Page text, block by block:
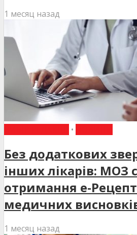
1 месяц назад
•
Без додаткових
інших лікарів: МОЗ
отримання е-
медичних
1 месяц назад